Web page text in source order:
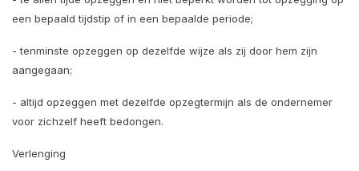
een bepaald tijdstip of in een bepaalde periode;
- tenminste opzeggen op dezelfde wijze als zij door hem zijn
aangegaan;
- altijd opzeggen met dezelfde opzegtermijn als de ondernemer
voor zichzelf heeft bedongen.
Verlenging